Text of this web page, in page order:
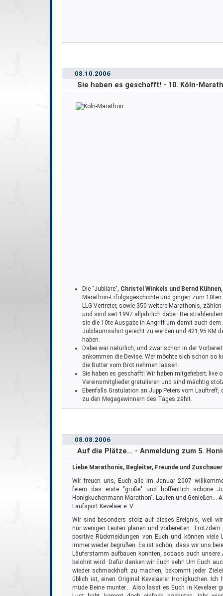
08.10.2006
Sie haben es geschafft! - 10. Köln-
Die "Jubilare", Christel Winkels und Bernd Kühnen
Marathon-Erfolgsgeschichte und gingen zum 10ten
LLG-Vertreter, sowie 350 weitere Marathonis,
und sind seit 1997 alljährlich dabei. Bei
sie die 10te Ausgabe in Angriff um damit auch
Jubiläumsshirt gerecht zu werden und 421,95 KM
haben.
Dabei war natürlich, und zwar schon in der
ankommen die Devise. Wer möchte sich schon so
die Butter vom Brot nehmen lassen.
Sie haben es geschafft! Wir haben mitgefiebert; live
Vereinsmitglieder gratulieren und sind mächtig
Ebenfalls Gratulation an Jupp Peters vom
zu den Megagewinnern des Tages zählt.
08.08.2006
Auf die Plätze... - Anmeldung zum 5.
Liebe Marathonis, Begleiter, Freunde und
Wir freuen uns, Euch alle im Januar 2007
feiern das erste "große" und hoffentlich schöne
Honigkuchenmann-Marathon". Laufen und Genießen...
Laufsport Kevelaer e. V.
Wir sind besonders stolz auf dieses Ereignis, weil
nur wenigen Leuten planen und vorbereiten.
positive Rückmeldungen von Euch und können viele
immer wieder begrüßen. Es ist schön, dass wir uns
Läuferstamm aufbauen konnten, sodass auch unsere
belohnt wird. Dafür danken wir Euch sehr! Um Euch
wieder schmackhaft zu machen, bekommt jeder
üblich ist, einen Original Kevelaerer Honigkuchen. Ich
müde Beine munter... Also lasst es Euch in Kevelaer